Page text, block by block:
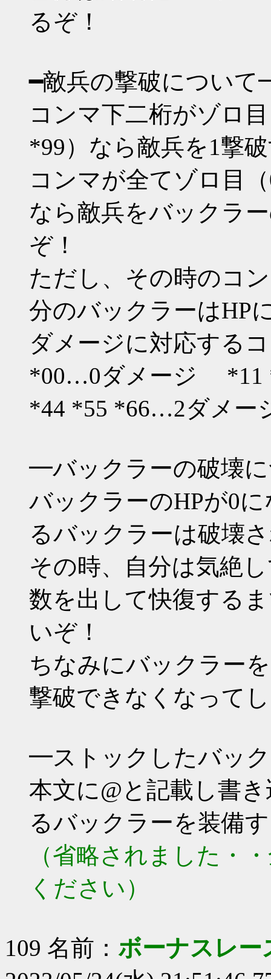
るぞ！
━敵兵の撃破につい
コンマ下二桁がゾロ
*99）なら敵兵を1撃
コンマが全てゾロ目（
なら敵兵をバックラ
ぞ！
ただし、その時のコ
分のバックラーはHP
ダメージに対応する
*00…0ダメージ *11
*44 *55 *66…2ダメ
━バックラーの破壊
バックラーのHPが0
るバックラーは破壊
その時、自分は気絶
数を出して快復する
いぞ！
ちなみにバックラー
撃破できなくなって
━ストックしたバッ
本文に@と記載し書
るバックラーを装備
（省略されました・
ください）
109 名前： ボーナスレー